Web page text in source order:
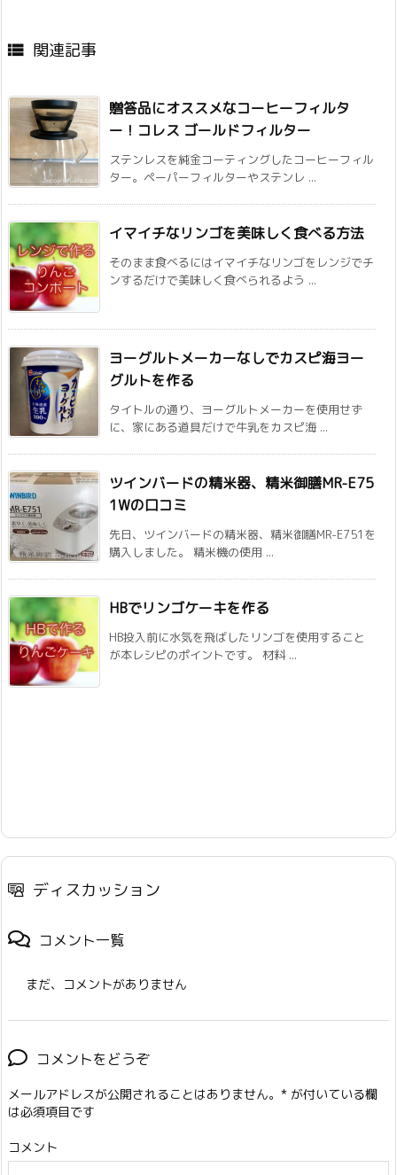
 関連記事
贈答品にオススメなコーヒーフィルタ
ー！コレス ゴールドフィルター
ステンレスを純金コーティングしたコーヒーフィル
ター。ペーパーフィルターやステンレ ...
イマイチなリンゴを美味しく食べる方法
そのまま食べるにはイマイチなリンゴをレンジでチ
ンするだけで美味しく食べられるよう ...
ヨーグルトメーカーなしでカスピ海ヨー
グルトを作る
タイトルの通り、ヨーグルトメーカーを使用せず
に、家にある道具だけで牛乳をカスピ海 ...
ツインバードの精米器、精米御膳MR-E75
1Wの口コミ
先日、ツインバードの精米器、精米御膳MR-E751を
購入しました。 精米機の使用 ...
HBでリンゴケーキを作る
HB投入前に水気を飛ばしたリンゴを使用すること
が本レシピのポイントです。 材料 ...
ディスカッション
コメント一覧
まだ、コメントがありません
コメントをどうぞ
メールアドレスが公開されることはありません。 * が付いている欄
は必須項目です
コメント